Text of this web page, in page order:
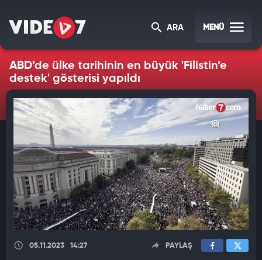
ARA MENÜ
ABD’de ülke tarihinin en büyük 'Filistin’e
destek' gösterisi yapıldı
05.11.2023 14:27 PAYLAŞ